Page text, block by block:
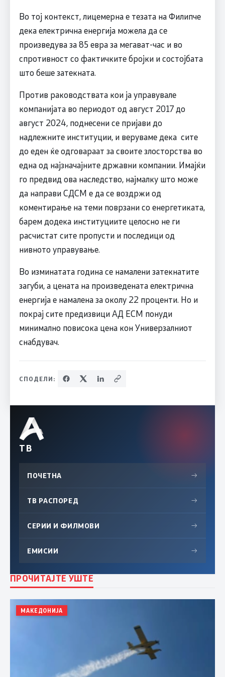
Во тој контекст, лицемерна е тезата на Филипче
дека електрична енергија можела да се
произведува за 85 евра за мегават-час и во
спротивност со фактичките бројки и состојбата
што беше затекната.
Против раководствата кои ја управувале
компанијата во периодот од август 2017 до
август 2024, поднесени се пријави до
надлежните институции, и веруваме дека сите
до еден ќе одговараат за своите злосторства во
една од најзначајните државни компании. Имајќи
го предвид ова наследство, најмалку што може
да направи СДСM е да се воздржи од
коментирање на теми поврзани со енергетиката,
барем додека институциите целосно не ги
расчистат сите пропусти и последици од
нивното управување.
Во изминатата година се намалени затекнатите
загуби, а цената на произведената електрична
енергија е намалена за околу 22 проценти. Но и
покрај сите предизвици АД ЕСМ понуди
минимално повисока цена кон Универзалниот
снабдувач.
СПОДЕЛИ:
ТВ
ПОЧЕТНА →
ТВ РАСПОРЕД →
СЕРИИ И ФИЛМОВИ →
ЕМИСИИ →
ПРОЧИТАЈТЕ УШТЕ
МАКЕДОНИЈА